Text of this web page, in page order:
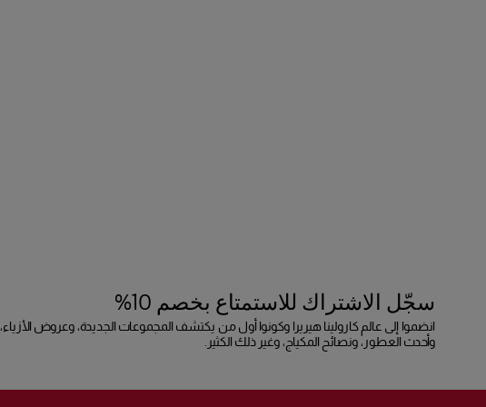
سجّل الاشتراك للاستمتاع بخصم 10%
انضموا إلى عالم كارولينا هيريرا وكونوا أول من يكتشف المجموعات الجديدة، وعروض الأزياء،
وأحدث العطور، ونصائح المكياج، وغير ذلك الكثير.